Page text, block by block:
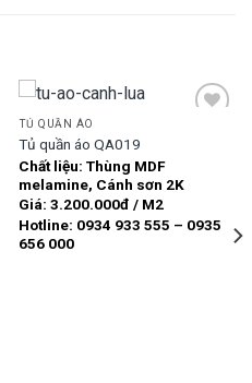
wishlist
TỦ QUẦN ÁO
Tủ quần áo QA019
Chất liệu: Thùng MDF
melamine, Cánh sơn 2K
Giá: 3.200.000đ / M2
Hotline: 0934 933 555 – 0935
656 000